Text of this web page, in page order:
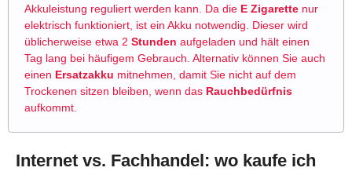
Akkuleistung reguliert werden kann. Da die E Zigarette nur
elektrisch funktioniert, ist ein Akku notwendig. Dieser wird
üblicherweise etwa 2 Stunden aufgeladen und hält einen
Tag lang bei häufigem Gebrauch. Alternativ können Sie auch
einen Ersatzakku mitnehmen, damit Sie nicht auf dem
Trockenen sitzen bleiben, wenn das Rauchbedürfnis
aufkommt.
Internet vs. Fachhandel: wo kaufe ich